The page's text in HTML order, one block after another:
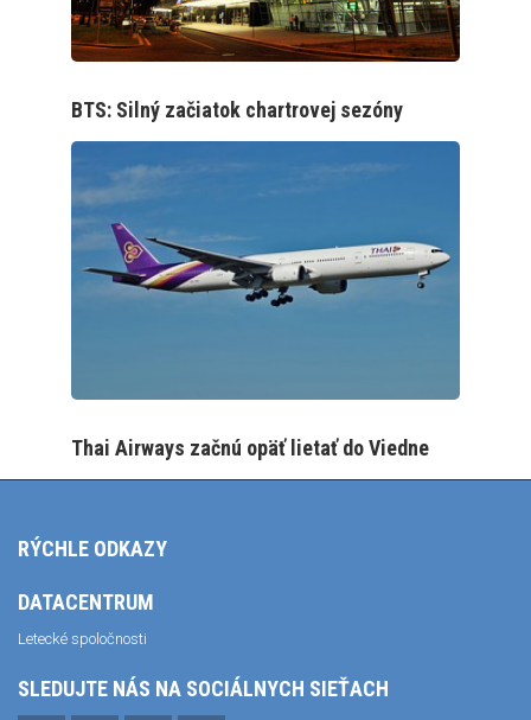
BTS: Silný začiatok chartrovej sezóny
Thai Airways začnú opäť lietať do Viedne
RÝCHLE ODKAZY
DATACENTRUM
Letecké spoločnosti
SLEDUJTE NÁS NA SOCIÁLNYCH SIEŤACH